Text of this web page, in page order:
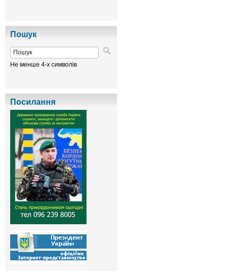
Пошук
Не менше 4-х символів
Посилання